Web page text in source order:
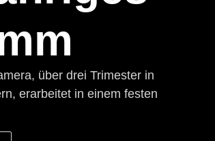
über drei Trimester in
erarbeitet in einem festen